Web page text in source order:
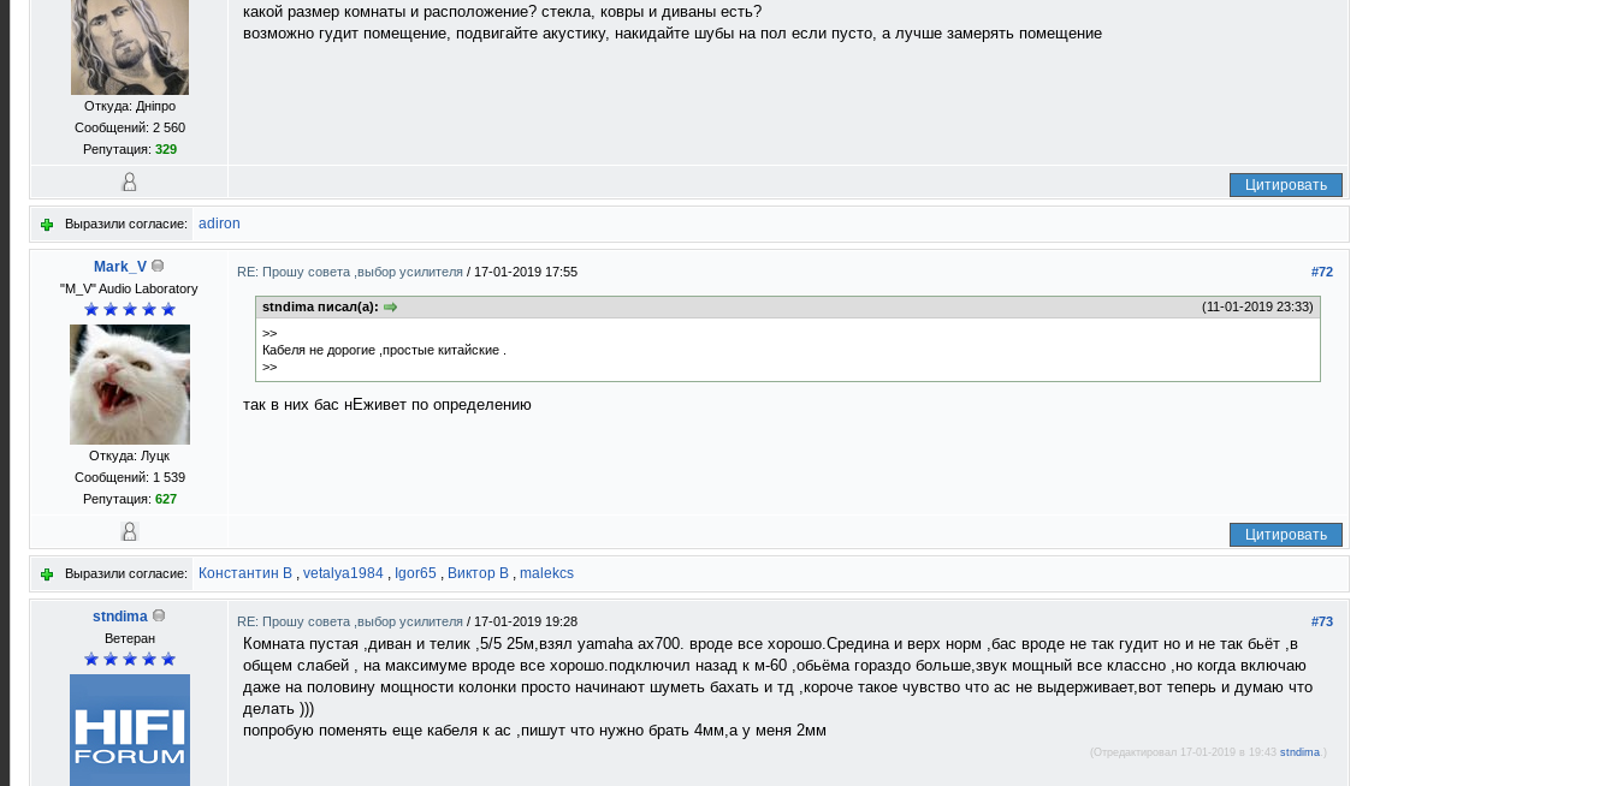
Откуда: Дніпро
Сообщений: 2 560
Репутация: 329
какой размер комнаты и расположение? стекла, ковры и диваны есть?
возможно гудит помещение, подвигайте акустику, накидайте шубы на пол если пусто, а лучше замерять помещение
Цитировать
Выразили согласие: adiron
Mark_V
"M_V" Audio Laboratory
Откуда: Луцк
Сообщений: 1 539
Репутация: 627
#72
RE: Прошу совета ,выбор усилителя / 17-01-2019 17:55
(11-01-2019 23:33)
stndima писал(а):
>>
Кабеля не дорогие ,простые китайские .
>>
так в них бас нЕживет по определению
Цитировать
Выразили согласие: Константин В , vetalya1984 , Igor65 , Виктор В , malekcs
stndima
Ветеран
#73
RE: Прошу совета ,выбор усилителя / 17-01-2019 19:28
Комната пустая ,диван и телик ,5/5 25м,взял yamaha ax700. вроде все хорошо.Средина и верх норм ,бас вроде не так гудит но и не так бьёт ,в
общем слабей , на максимуме вроде все хорошо.подключил назад к м-60 ,обьёма гораздо больше,звук мощный все классно ,но когда включаю
даже на половину мощности колонки просто начинают шуметь бахать и тд ,короче такое чувство что ас не выдерживает,вот теперь и думаю что
делать )))
попробую поменять еще кабеля к ас ,пишут что нужно брать 4мм,а у меня 2мм
(Отредактировал 17-01-2019 в 19:43 stndima.)